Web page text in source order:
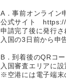
A．事前オンライン
公式サイト
申請完了後に発行
入国の3日前から申
B．到着後のQRコ
入国審査エリアに
※空港には電子端末